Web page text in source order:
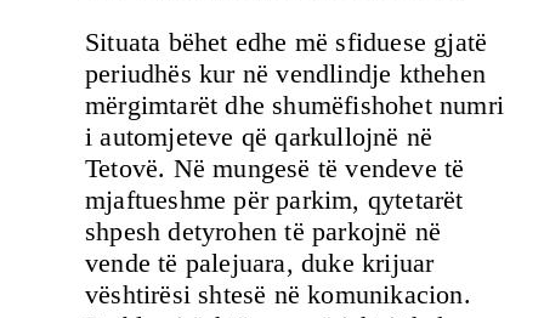
Situata bëhet edhe më sfiduese gjatë
periudhës kur në vendlindje kthehen
mërgimtarët dhe shumëfishohet numri
i automjeteve që qarkullojnë në
Tetovë. Në mungesë të vendeve të
mjaftueshme për parkim, qytetarët
shpesh detyrohen të parkojnë në
vende të palejuara, duke krijuar
vështirësi shtesë në komunikacion.